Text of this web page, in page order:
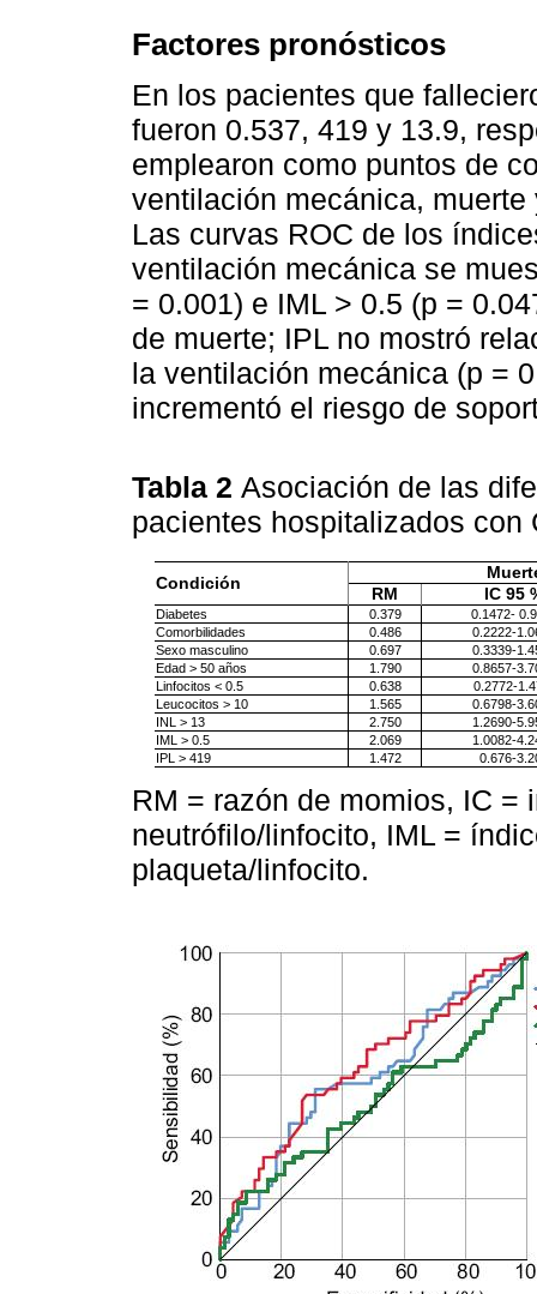
Factores pronósticos
En los pacientes que
fueron 0.537, 419 y 13.9,
emplearon como puntos de
ventilación mecánica,
Las curvas ROC de los
ventilación mecánica se
= 0.001) e IML > 0.5 (p =
de muerte; IPL no mostró
la ventilación mecánica (p =
incrementó el riesgo de
Tabla 2 Asociación de las
pacientes hospitalizados con
Condición
RM
IC 95
Diabetes 0.379
0.1472-
Comorbilidades
0.486
0.2222-
Sexo masculino
0.697
0.3339-
Edad > 50 años
1.790
0.8657-
Linfocitos < 0.5
0.638
0.2772-
Leucocitos > 10
1.565
0.6798-
INL > 13
2.750
1.2690-
IML > 0.5
2.069
1.0082-
IPL > 419
1.472 0.676-
RM = razón de momios, IC =
neutrófilo/linfocito, IML =
plaqueta/linfocito.